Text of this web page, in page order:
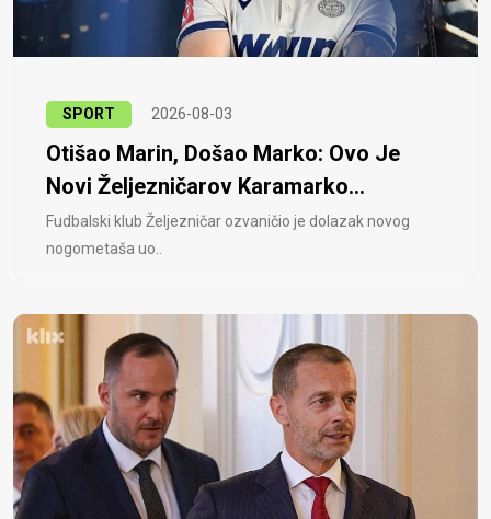
SPORT 2026-08-03
Otišao Marin, Došao Marko: Ovo Je
Novi Željezničarov Karamarko...
Fudbalski klub Željezničar ozvaničio je dolazak novog
nogometaša uo..